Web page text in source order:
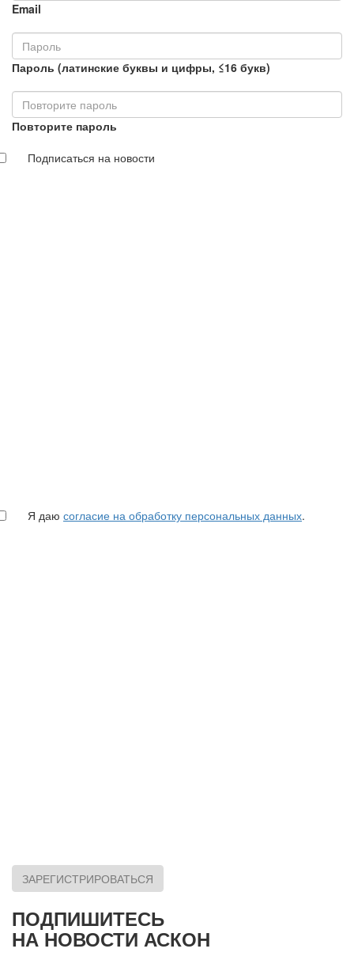
Email
Пароль (латинские буквы и цифры, ≤16 букв)
Повторите пароль
Подписаться на новости
Я даю согласие на обработку персональных данных.
ЗАРЕГИСТРИРОВАТЬСЯ
ПОДПИШИТЕСЬ
НА НОВОСТИ АСКОН